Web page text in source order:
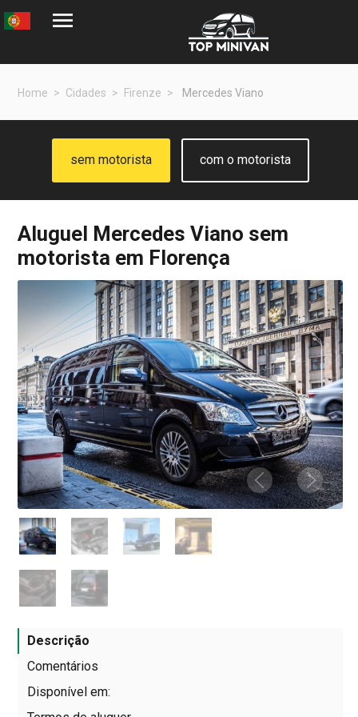
Home Cidades Firenze Mercedes Viano
sem motorista com o motorista
Aluguel Mercedes Viano sem
motorista em Florença
Descrição
Comentários
Disponível em: